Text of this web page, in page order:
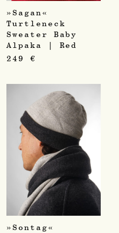
»Sagan«
Turtleneck
Sweater Baby
Alpaka | Red
249 €
»Sontag«